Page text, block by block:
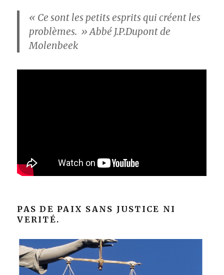
« Ce sont les petits esprits qui créent les
problèmes. » Abbé J.P.Dupont de
Molenbeek
PAS DE PAIX SANS JUSTICE NI
VERITÉ.